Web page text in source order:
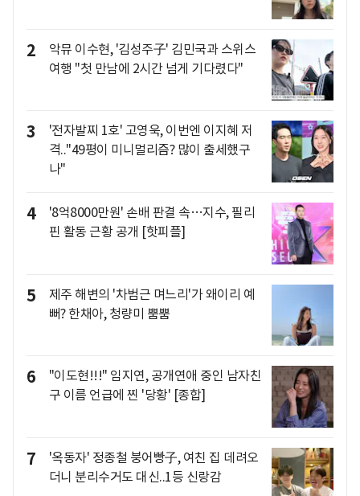
2
악뮤 이수현, '김성주子' 김민국과 스위스
여행 "첫 만남에 2시간 넘게 기다렸다"
3
'전자발찌 1호' 고영욱, 이번엔 이지혜 저
격.."49평이 미니멀리즘? 많이 출세했구
나"
4
'8억8000만원' 손배 판결 속…지수, 필리
핀 활동 근황 공개 [핫피플]
5
제주 해변의 '차범근 며느리'가 왜이리 예
뻐? 한채아, 청량미 뿜뿜
6
"이도현!!!" 임지연, 공개연애 중인 남자친
구 이름 언급에 찐 '당황' [종합]
7
'옥동자' 정종철 붕어빵子, 여친 집 데려오
더니 분리수거도 대신..1등 신랑감